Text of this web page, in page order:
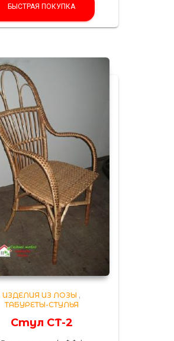
БЫСТРАЯ ПОКУПКА
ИЗДЕЛИЯ ИЗ ЛОЗЫ ,
ТАБУРЕТЫ-СТУЛЬЯ
Стул СТ-2